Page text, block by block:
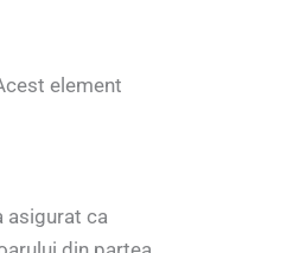
element
asigurat ca